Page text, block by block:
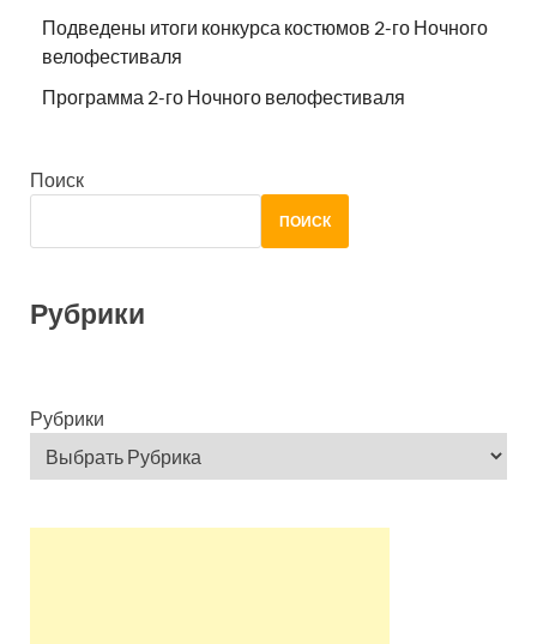
Подведены итоги конкурса костюмов 2-го Ночного
велофестиваля
Программа 2-го Ночного велофестиваля
Поиск
ПОИСК
Рубрики
Рубрики